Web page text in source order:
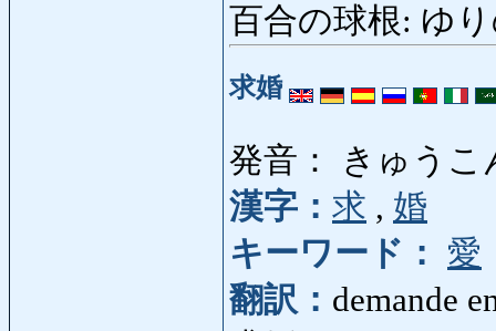
百合の球根: ゆ
求婚
発音： きゅうこ
漢字： 求 , 婚
キーワード：
愛
翻訳： demande